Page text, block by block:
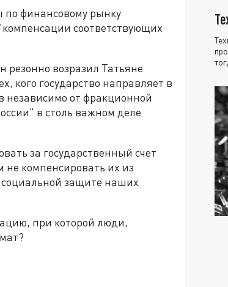
по финансовому рынку
соответствующих
возразил Татьяне
кого государство направляет в
независимо от фракционной
в столь важном деле
за государственный счет
компенсировать их из
социальной защите наших
при которой люди,